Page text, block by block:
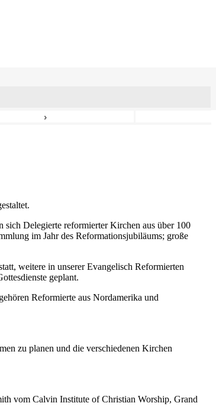
›
sich Delegierte reformierter Kirchen aus über 100
im Jahr des Reformationsjubiläums; große
weitere in unserer Evangelisch Reformierten
geplant.
Reformierte aus Nordamerika und
zu planen und die verschiedenen Kirchen
vom Calvin Institute of Christian Worship, Grand